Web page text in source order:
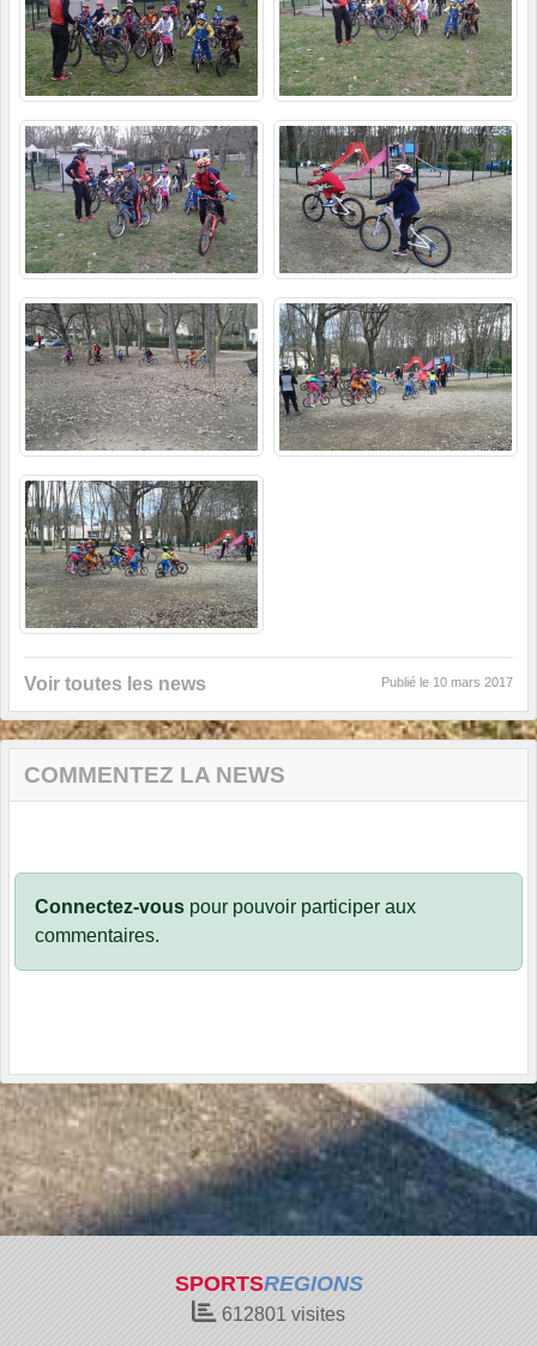
Voir toutes les news Publié le 10 mars 2017
COMMENTEZ LA NEWS
Connectez-vous pour pouvoir participer aux
commentaires.
SPORTSREGIONS
612801 visites